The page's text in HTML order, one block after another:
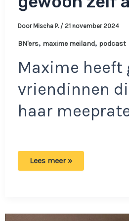
Door Mischa P. / 21 november 2024
BN'ers, maxime meiland, podcast
Maxime heeft
vriendinnen
haar
Maxime
bent
Lees meer »